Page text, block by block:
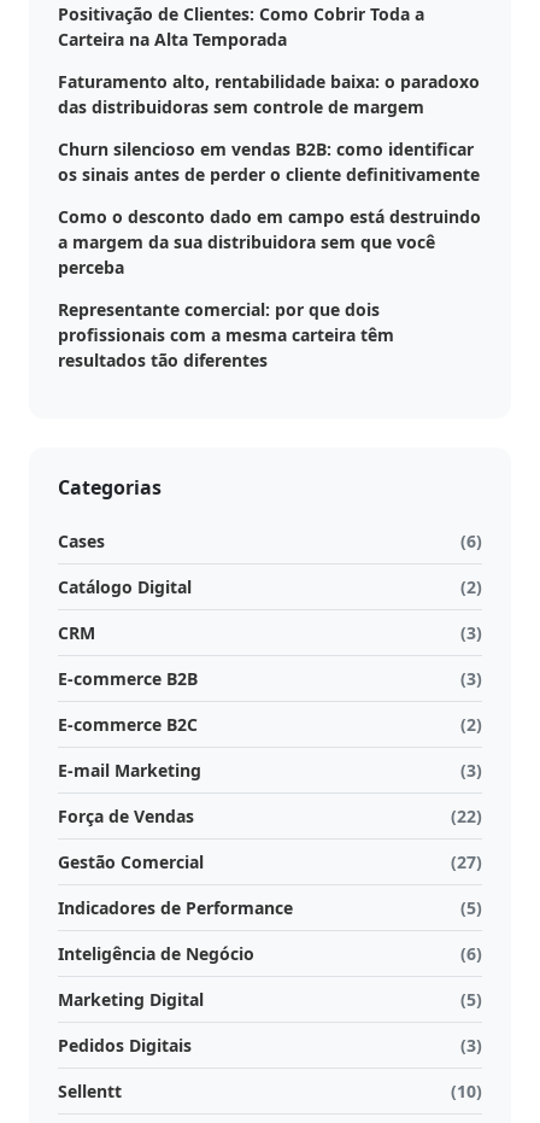
Positivação de Clientes: Como Cobrir Toda a
Carteira na Alta Temporada
Faturamento alto, rentabilidade baixa: o paradoxo
das distribuidoras sem controle de margem
Churn silencioso em vendas B2B: como identificar
os sinais antes de perder o cliente definitivamente
Como o desconto dado em campo está destruindo
a margem da sua distribuidora sem que você
perceba
Representante comercial: por que dois
profissionais com a mesma carteira têm
resultados tão diferentes
Categorias
Cases
(6)
Catálogo Digital
(2)
CRM
(3)
E-commerce B2B
(3)
E-commerce B2C
(2)
E-mail Marketing
(3)
Força de Vendas
(22)
Gestão Comercial
(27)
Indicadores de Performance
(5)
Inteligência de Negócio
(6)
Marketing Digital
(5)
Pedidos Digitais
(3)
Sellentt
(10)